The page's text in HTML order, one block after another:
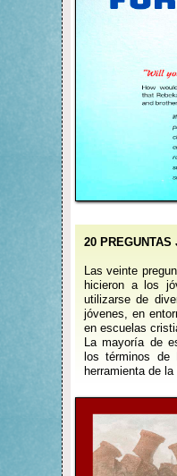
20 PREGUNTAS
Las veinte
hicieron a los
utilizarse de
jóvenes, en
en escuelas
La mayoría de
los términos de
herramienta de